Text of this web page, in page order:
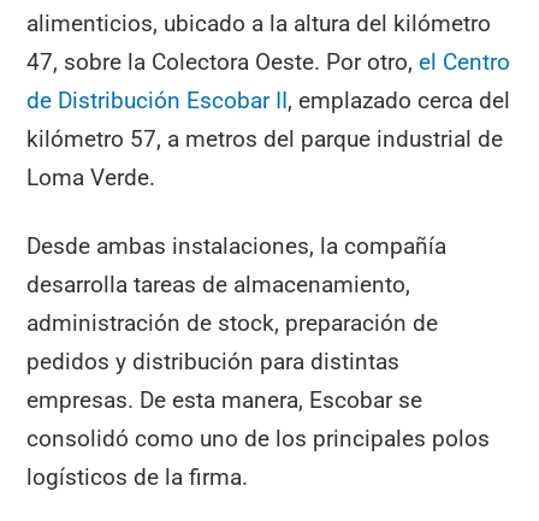
alimenticios, ubicado a la altura del kilómetro
47, sobre la Colectora Oeste. Por otro,el Centro
de Distribución Escobar II, emplazado cerca del
kilómetro 57, a metros del parque industrial de
Loma Verde.
Desde ambas instalaciones, la compañía
desarrolla tareas de almacenamiento,
administración de stock, preparación de
pedidos y distribución para distintas
empresas. De esta manera, Escobar se
consolidó como uno de los principales polos
logísticos de la firma.